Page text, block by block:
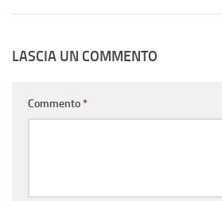
LASCIA UN COMMENTO
Commento*